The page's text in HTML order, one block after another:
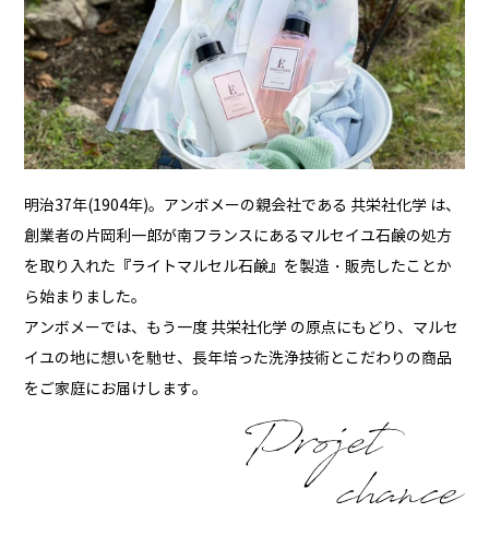
明治37年(1904年)。アンボメーの親会社である 共栄社化学 は、
創業者の片岡利一郎が南フランスにあるマルセイユ石鹸の処方
を取り入れた『ライトマルセル石鹸』を製造・販売したことか
ら始まりました。
アンボメーでは、もう一度 共栄社化学 の原点にもどり、 マルセ
イユの地に想いを馳せ、長年培った洗浄技術とこだわりの商品
をご家庭にお届けします。